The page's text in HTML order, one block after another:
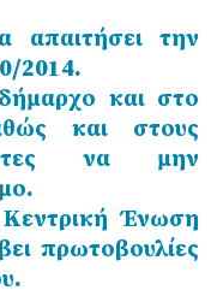
απαιτήσει την
2014.
και στο
και στους
να μην
Ένωση
πρωτοβουλίες